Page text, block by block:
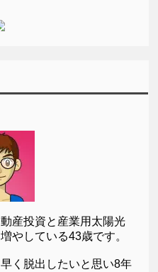
産投資と産業用太陽光
やしている43歳です。
く脱出したいと思い8年